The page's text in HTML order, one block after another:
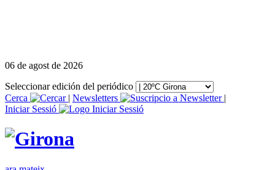
06 de agost de 2026
Seleccionar edición del periódico
Cerca
| Newsletters
|
Iniciar Sessió